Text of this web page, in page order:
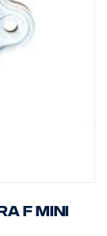
F MINI